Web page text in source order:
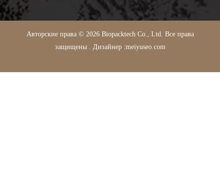
Авторские права © 2026 Biopacktech Co., Ltd. Все права
защищены . Дизайнер :meiyuseo.com